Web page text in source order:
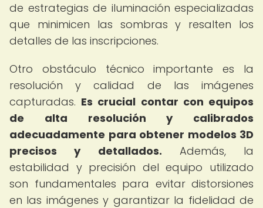
de estrategias de iluminación especializadas
que minimicen las sombras y resalten los
detalles de las inscripciones.
Otro obstáculo técnico importante es la
resolución y calidad de las imágenes
capturadas. Es crucial contar con equipos
de alta resolución y calibrados
adecuadamente para obtener modelos 3D
precisos y detallados. Además, la
estabilidad y precisión del equipo utilizado
son fundamentales para evitar distorsiones
en las imágenes y garantizar la fidelidad de